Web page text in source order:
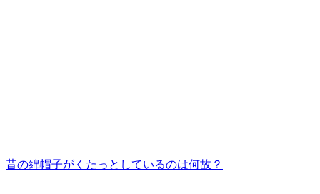
昔の綿帽子がくたっとしているのは何故？